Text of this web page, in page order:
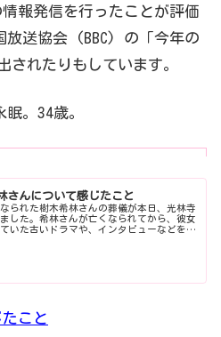
報発信を行ったことが評価
放送協会 (BBC) の「今年の
されたりもしています。
。34歳。
どが母乳をつくる乳腺でで
囲んで放射状に並ぶ15～20
、乳腺葉は、母乳をつくる
られます。乳ガンの約90％
さんについて感じたこと
られた樹木希林さんの葬儀が本日、光林寺
した。希林さんが亡くなられてから、彼女
いた古いドラマや、インタビューなどを見
こと